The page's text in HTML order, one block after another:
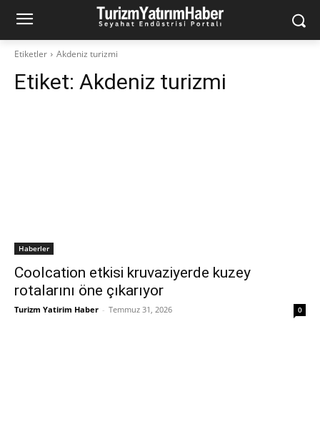
Etiketler Akdeniz turizmi
Etiket: Akdeniz turizmi
Haberler
Coolcation etkisi kruvaziyerde kuzey
rotalarını öne çıkarıyor
Turizm Yatirim Haber - Temmuz 31, 2026 0